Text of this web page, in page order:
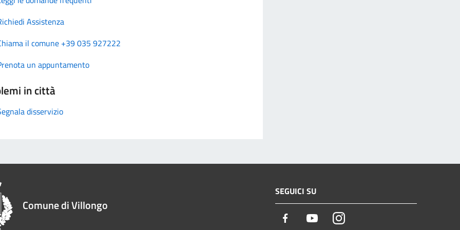
Assistenza
il comune +39 035 927222
un appuntamento
in città
disservizio
Comune di Villongo
SEGUICI SU
Facebook YoutubeInstagram